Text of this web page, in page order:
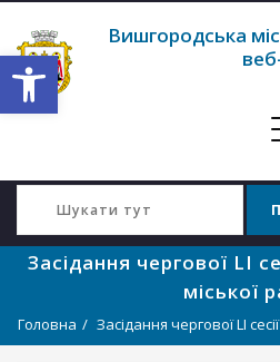
Відкрити Панель інструментів
Вишгородська
Засідання чергової LI
міської
Головна Засідання чергової LI